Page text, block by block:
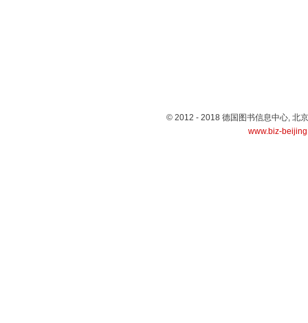
© 2012 - 2018 德国图书信息中心, 北
www.biz-